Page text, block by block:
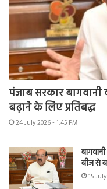
पंजाब सरकार
बढ़ाने के लिए प्रतिबद्ध
24 July 2026 - 1:45 PM
बीज से
15